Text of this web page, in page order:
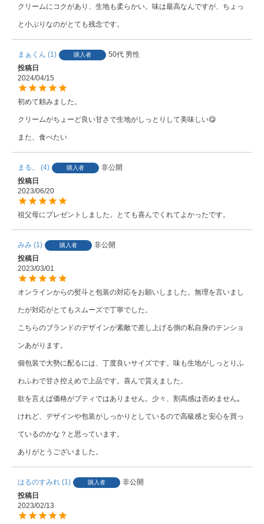
クリームにコクがあり、生地も柔らかい。味は最高なんですが、ちょっ
と小ぶりなのがとても残念です。
まぁくん 1 購入者 50代 男性
投稿日
2024/04/15
初めて頼みました。
クリームがちょーど良い甘さで生地がしっとりして美味しい😋
また、食べたい
まる。 4 購入者
非公開
投稿日
2023/06/20
祖父母にプレゼントしました。とても喜んでくれてよかったです。
みみ 1 購入者
非公開
投稿日
2023/03/01
オンラインからの熨斗と包装の対応をお願いしました。無理を言いまし
たが対応がとてもスムーズで丁寧でした。
こちらのブランドのデザインが素敵で差し上げる側の私自身のテンショ
ンあがります。
個包装で大勢に配るには、丁度良いサイズです。味も生地がしっとりふ
わふわで甘さ控えめで上品です。喜んで貰えました。
欲を言えば価格がプティではありません。少々、割高感は否めません｡
けれど、デザインや包装がしっかりとしているので高級感と安心を買っ
ているのかな？と思っています。
ありがとうございました。
はるのすみれ 1 購入者
非公開
投稿日
2023/02/13